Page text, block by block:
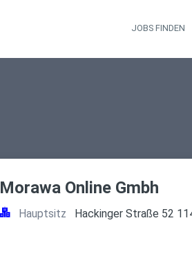
JOBS FINDEN
Morawa Online Gmbh
Hauptsitz Hackinger Straße 52